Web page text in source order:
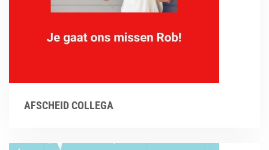
AFSCHEID COLLEGA